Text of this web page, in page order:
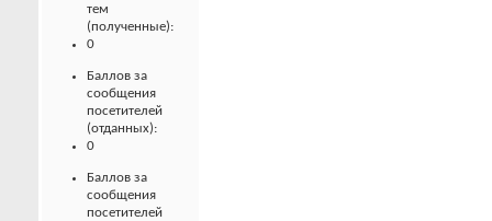
тем
(полученные):
0
Баллов за
сообщения
посетителей
(отданных):
0
Баллов за
сообщения
посетителей